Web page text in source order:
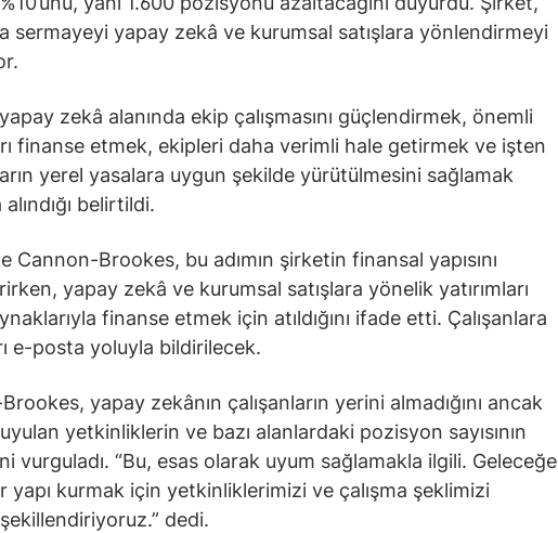
sermayeyi yapay zekâ ve kurumsal satışlara yönlendirmeyi
zekâ alanında ekip çalışmasını güçlendirmek, önemli
finanse etmek, ekipleri daha verimli hale getirmek ve işten
yerel yasalara uygun şekilde yürütülmesini sağlamak
alındığı belirtildi.
Cannon-Brookes, bu adımın şirketin finansal yapısını
yapay zekâ ve kurumsal satışlara yönelik yatırımları
finanse etmek için atıldığını ifade etti. Çalışanlara
e-posta yoluyla bildirilecek.
yapay zekânın çalışanların yerini almadığını ancak
yetkinliklerin ve bazı alanlardaki pozisyon sayısının
vurguladı. “Bu, esas olarak uyum sağlamakla ilgili. Geleceğe
yapı kurmak için yetkinliklerimizi ve çalışma şeklimizi
dedi.